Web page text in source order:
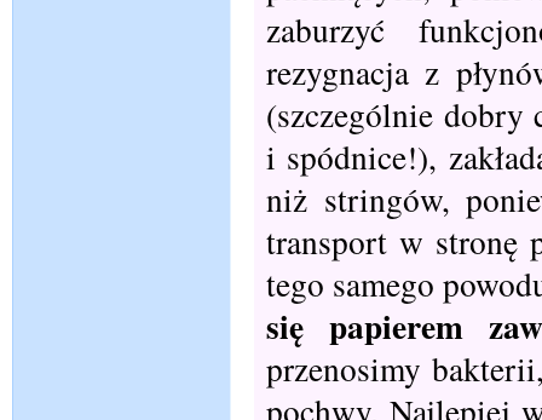
zaburzyć
rezygnacja z
(szczególnie dobry
i spódnice!),
niż stringów,
transport w stronę
tego samego
się papierem
przenosimy
pochwy. Najlepiej